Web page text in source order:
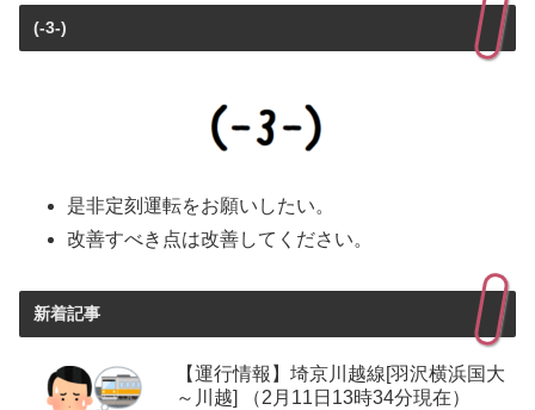
(-3-)
是非定刻運転をお願いしたい。
改善すべき点は改善してください。
新着記事
【運行情報】埼京川越線[羽沢横浜国大
～川越] （2月11日13時34分現在）